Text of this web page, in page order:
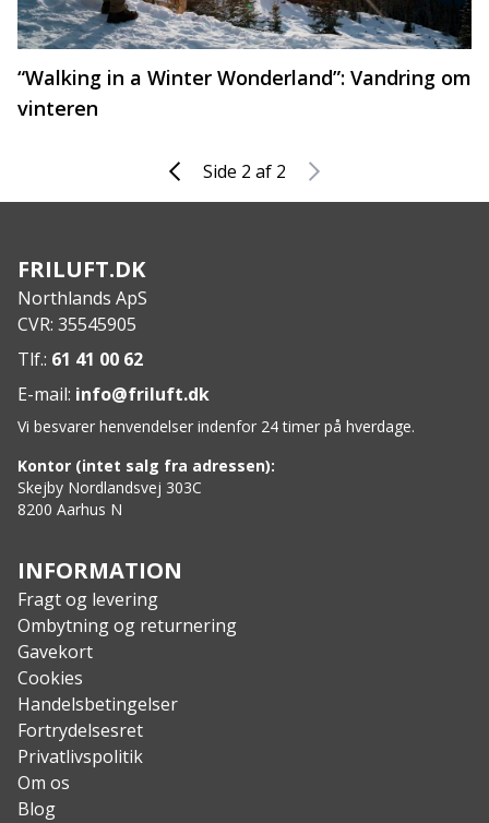
“Walking in a Winter Wonderland”: Vandring om
vinteren
Side 2 af 2
FRILUFT.DK
Northlands ApS
CVR: 35545905
Tlf.: 61 41 00 62
E-mail: info@friluft.dk
Vi besvarer henvendelser indenfor 24 timer på hverdage.
Kontor (intet salg fra adressen):
Skejby Nordlandsvej 303C
8200 Aarhus N
INFORMATION
Fragt og levering
Ombytning og returnering
Gavekort
Cookies
Handelsbetingelser
Fortrydelsesret
Privatlivspolitik
Om os
Blog